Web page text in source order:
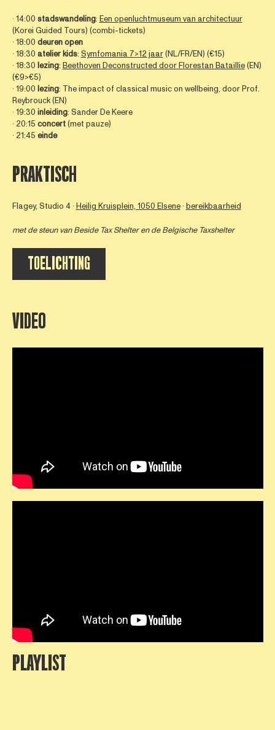
TOELICHTING
∙ 14:00 stadswandeling: Een openluchtmuseum van architectuur
(Korei Guided Tours) (combi-tickets)
∙ 18:00 deuren open
∙ 18:30 atelierkids: Symfomania 7>12 jaar(NL/FR/EN) (€15)
∙ 18:30 lezing: Beethoven Deconstructed door Florestan Bataillie(EN)
(€9>€5)
∙ 19:00 lezing: The impact of classical music on wellbeing, door Prof.
Reybrouck (EN)
∙ 19:30 inleiding: Sander De Keere
∙ 20:15 concert(met pauze)
∙ 21:45 einde
PRAKTISCH
Flagey, Studio 4 ∙Heilig Kruisplein, 1050 Elsene∙bereikbaarheid
met de steun vanBeside Tax Shelteren de Belgische Taxshelter
VIDEO
PLAYLIST